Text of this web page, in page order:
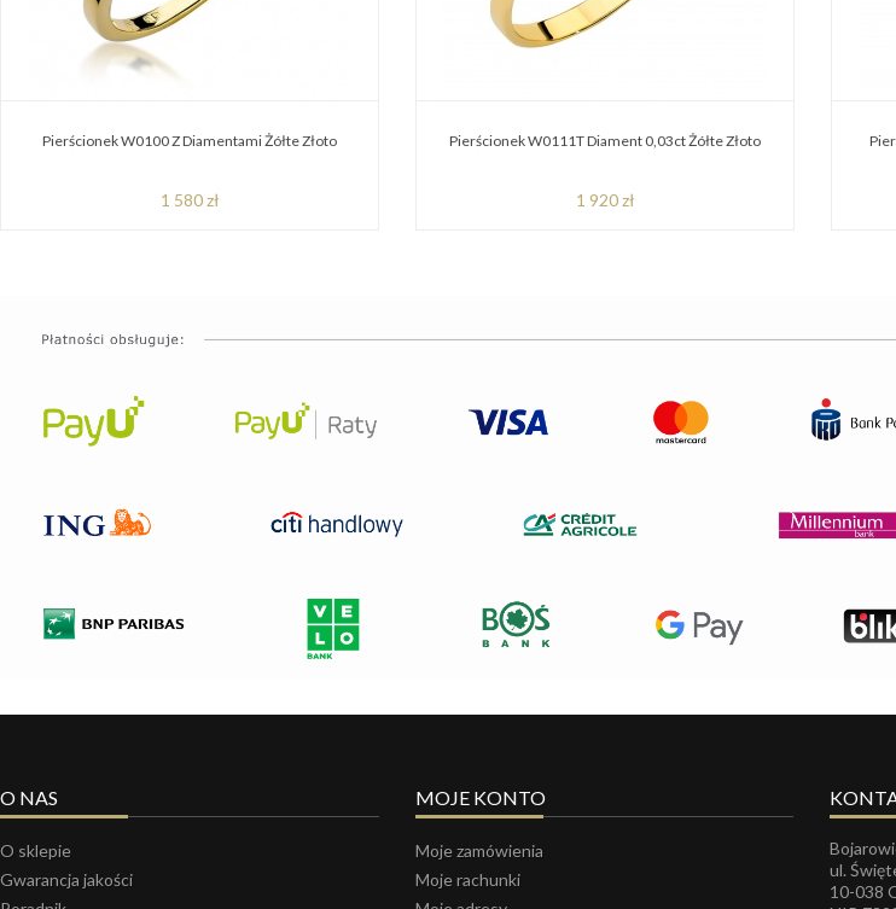
Pierścionek W0100 Z Diamentami Żółte Złoto
1 580 zł
Pierścionek W0111T Diament 0,03ct Żółte Złoto
1 920 zł
O NAS
O sklepie
Gwarancja jakości
MOJE KONTO
Moje zamówienia
Moje rachunki
ul.
10-038